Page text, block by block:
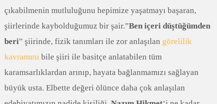
çıkabilmenin mutluluğunu hepimize yaşatmayı başaran,
şiirlerinde kaybolduğumuz bir şair.”Ben içeri düştüğümden
beri” şiirinde, fizik tanımları ile zor anlaşılan görelilik
kavramını bile şiiri ile basitçe anlatabilen tüm
karamsarlıklardan arınıp, hayata bağlanmamızı sağlayan
büyük usta. Elbette değeri ölünce daha çok anlaşılan